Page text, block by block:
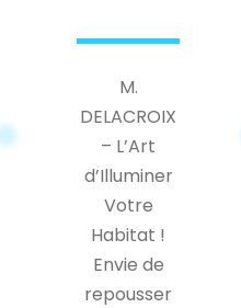
M.
DELACROIX
– L’Art
d’Illuminer
Votre
Habitat !
Envie de
repousser